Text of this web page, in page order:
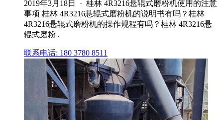
2019年3月18日 · 桂林 4R3216悬辊式磨粉机使用的注意
事项 桂林 4R3216悬辊式磨粉机的说明书有吗？桂林
4R3216悬辊式磨粉机的操作规程有吗？桂林 4R3216悬
辊式磨粉 .
联系电话: 180 3780 8511